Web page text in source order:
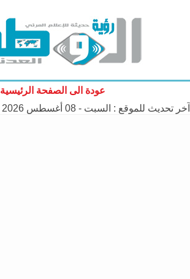
عودة الى الصفحة الرئيسية
آخر تحديث للموقع : السبت - 08 أغسطس 2026 - 09:43 ص